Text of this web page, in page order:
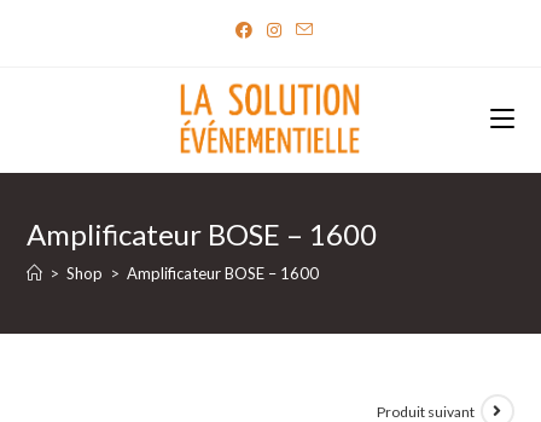
Amplificateur BOSE – 1600
> Shop > Amplificateur BOSE – 1600
Produit suivant